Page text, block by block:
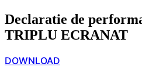
Declaratie de
TRIPLU ECRANAT
DOWNLOAD